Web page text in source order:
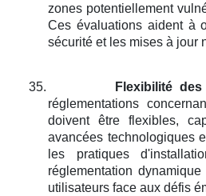
zones potentiellement
Ces évaluations aident à
sécurité et les mises à jour
35. Flexibilité
réglementations
doivent être flexibles,
avancées technologiques
les pratiques
réglementation
utilisateurs face aux défis